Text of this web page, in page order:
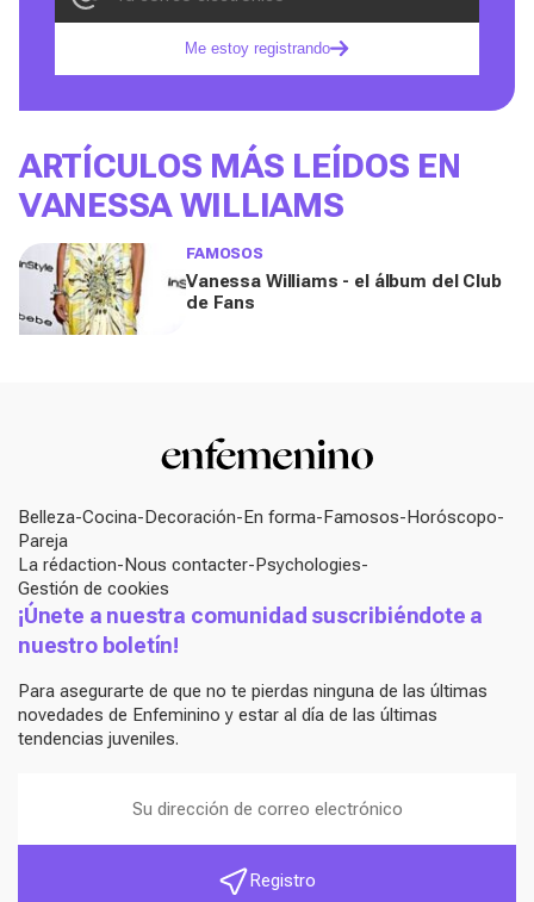
Me estoy registrando
ARTÍCULOS MÁS LEÍDOS EN
VANESSA WILLIAMS
FAMOSOS
Vanessa Williams - el álbum del Club
de Fans
Belleza Cocina Decoración En forma Famosos Horóscopo
Pareja
La rédaction Nous contacter Psychologies
Gestión de cookies
¡Únete a nuestra comunidad suscribiéndote a
nuestro boletín!
Para asegurarte de que no te pierdas ninguna de las últimas
novedades de Enfeminino y estar al día de las últimas
tendencias juveniles.
Registro